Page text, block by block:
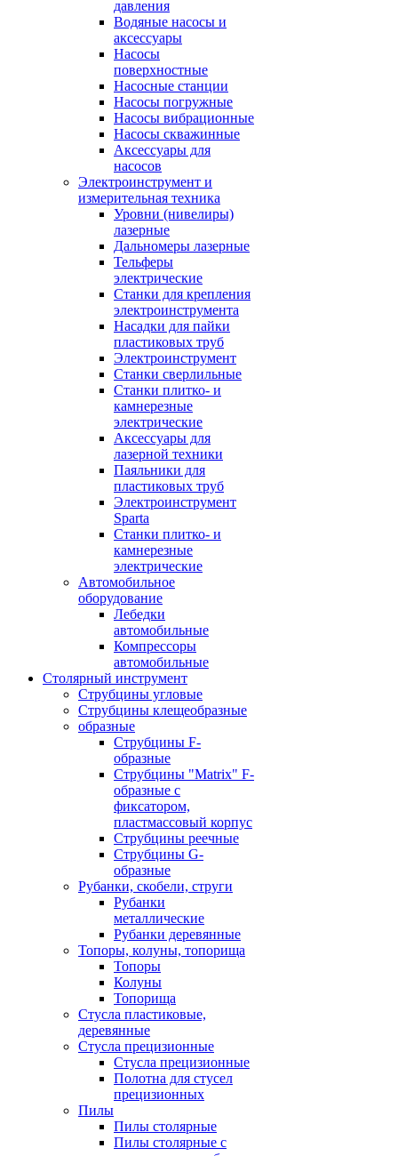
давления
Водяные насосы и
аксессуары
Насосы
поверхностные
Насосные станции
Насосы погружные
Насосы вибрационные
Насосы скважинные
Аксессуары для
насосов
Электроинструмент и
измерительная техника
Уровни (нивелиры)
лазерные
Дальномеры лазерные
Тельферы
электрические
Станки для крепления
электроинструмента
Насадки для пайки
пластиковых труб
Электроинструмент
Станки сверлильные
Станки плитко- и
камнерезные
электрические
Аксессуары для
лазерной техники
Паяльники для
пластиковых труб
Электроинструмент
Sparta
Станки плитко- и
камнерезные
электрические
Автомобильное
оборудование
Лебедки
автомобильные
Компрессоры
автомобильные
Столярный инструмент
Струбцины угловые
Струбцины клещеобразные
образные
Струбцины F-
образные
Струбцины "Matrix" F-
образные с
фиксатором,
пластмассовый корпус
Струбцины реечные
Струбцины G-
образные
Рубанки, скобели, струги
Рубанки
металлические
Рубанки деревянные
Топоры, колуны, топорища
Топоры
Колуны
Топорища
Стусла пластиковые,
деревянные
Стусла прецизионные
Стусла прецизионные
Полотна для стусел
прецизионных
Пилы
Пилы столярные
Пилы столярные с